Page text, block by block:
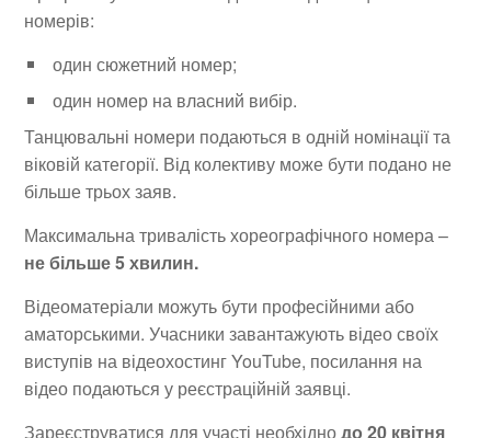
номерів:
один сюжетний номер;
один номер на власний вибір.
Танцювальні номери подаються в одній номінації та
віковій категорії. Від колективу може бути подано не
більше трьох заяв.
Максимальна тривалість хореографічного номера –
не більше 5 хвилин.
Відеоматеріали можуть бути професійними або
аматорськими. Учасники завантажують відео своїх
виступів на відеохостинг YouTube, посилання на
відео подаються у реєстраційній заявці.
Зареєструватися для участі необхіднодо 20 квітня